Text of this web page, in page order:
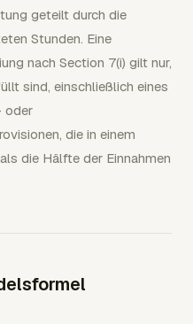
geteilt durch die
Stunden. Eine
nach Section 7(i) gilt nur,
sind, einschließlich eines
oder
die in einem
die Hälfte der Einnahmen